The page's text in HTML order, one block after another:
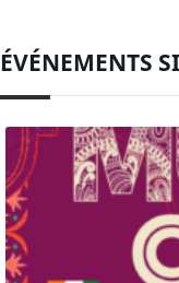
ÉVÉNEMENTS